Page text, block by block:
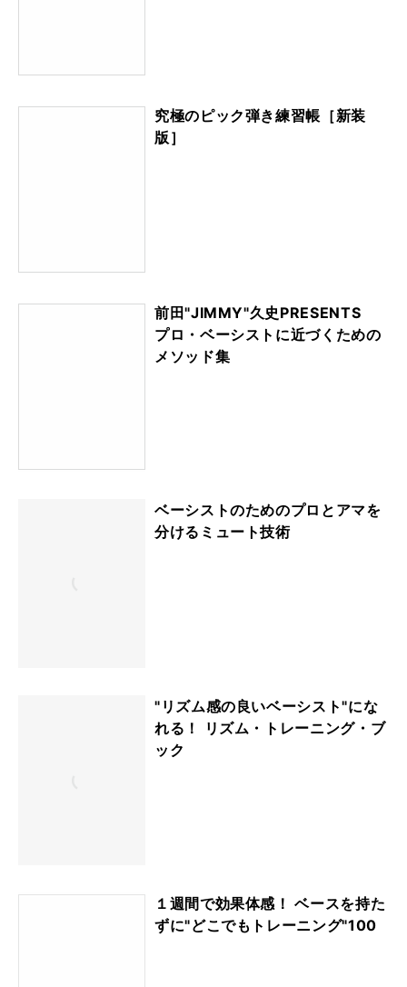
究極のピック弾き練習帳［新装
版］
前田"JIMMY"久史PRESENTS
プロ・ベーシストに近づくための
メソッド集
ベーシストのためのプロとアマを
分けるミュート技術
"リズム感の良いベーシスト"にな
れる！ リズム・トレーニング・ブ
ック
１週間で効果体感！ ベースを持た
ずに"どこでもトレーニング"100